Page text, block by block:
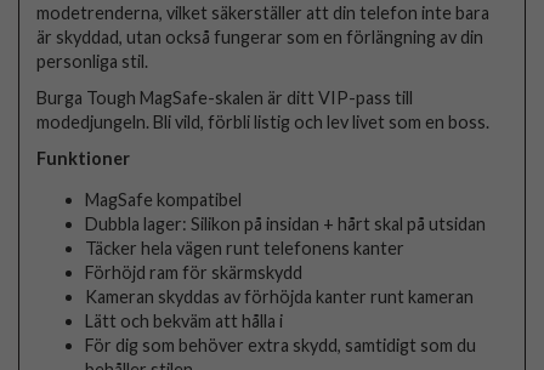
modetrenderna, vilket säkerställer att din telefon inte bara
är skyddad, utan också fungerar som en förlängning av din
personliga stil.
Burga Tough MagSafe-skalen är ditt VIP-pass till
modedjungeln. Bli vild, förbli listig och lev livet som en boss.
Funktioner
MagSafe kompatibel
Dubbla lager: Silikon på insidan + hårt skal på utsidan
Täcker hela vägen runt telefonens kanter
Förhöjd ram för skärmskydd
Kameran skyddas av förhöjda kanter runt kameran
Lätt och bekväm att hålla i
För dig som behöver extra skydd, samtidigt som du